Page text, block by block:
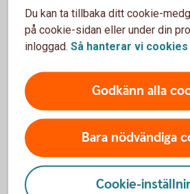
Frågor och svar om
Abonnemangshjälpen
Vad kostar det att använda
abonnemangshjälpen?
Hur avslutar jag
Du kan ta tillbaka ditt cookie-
på cookie-sidan eller under din
inloggad. Så hanterar vi cookies
Godkänn alla
Bara nödvändiga
Cookie-